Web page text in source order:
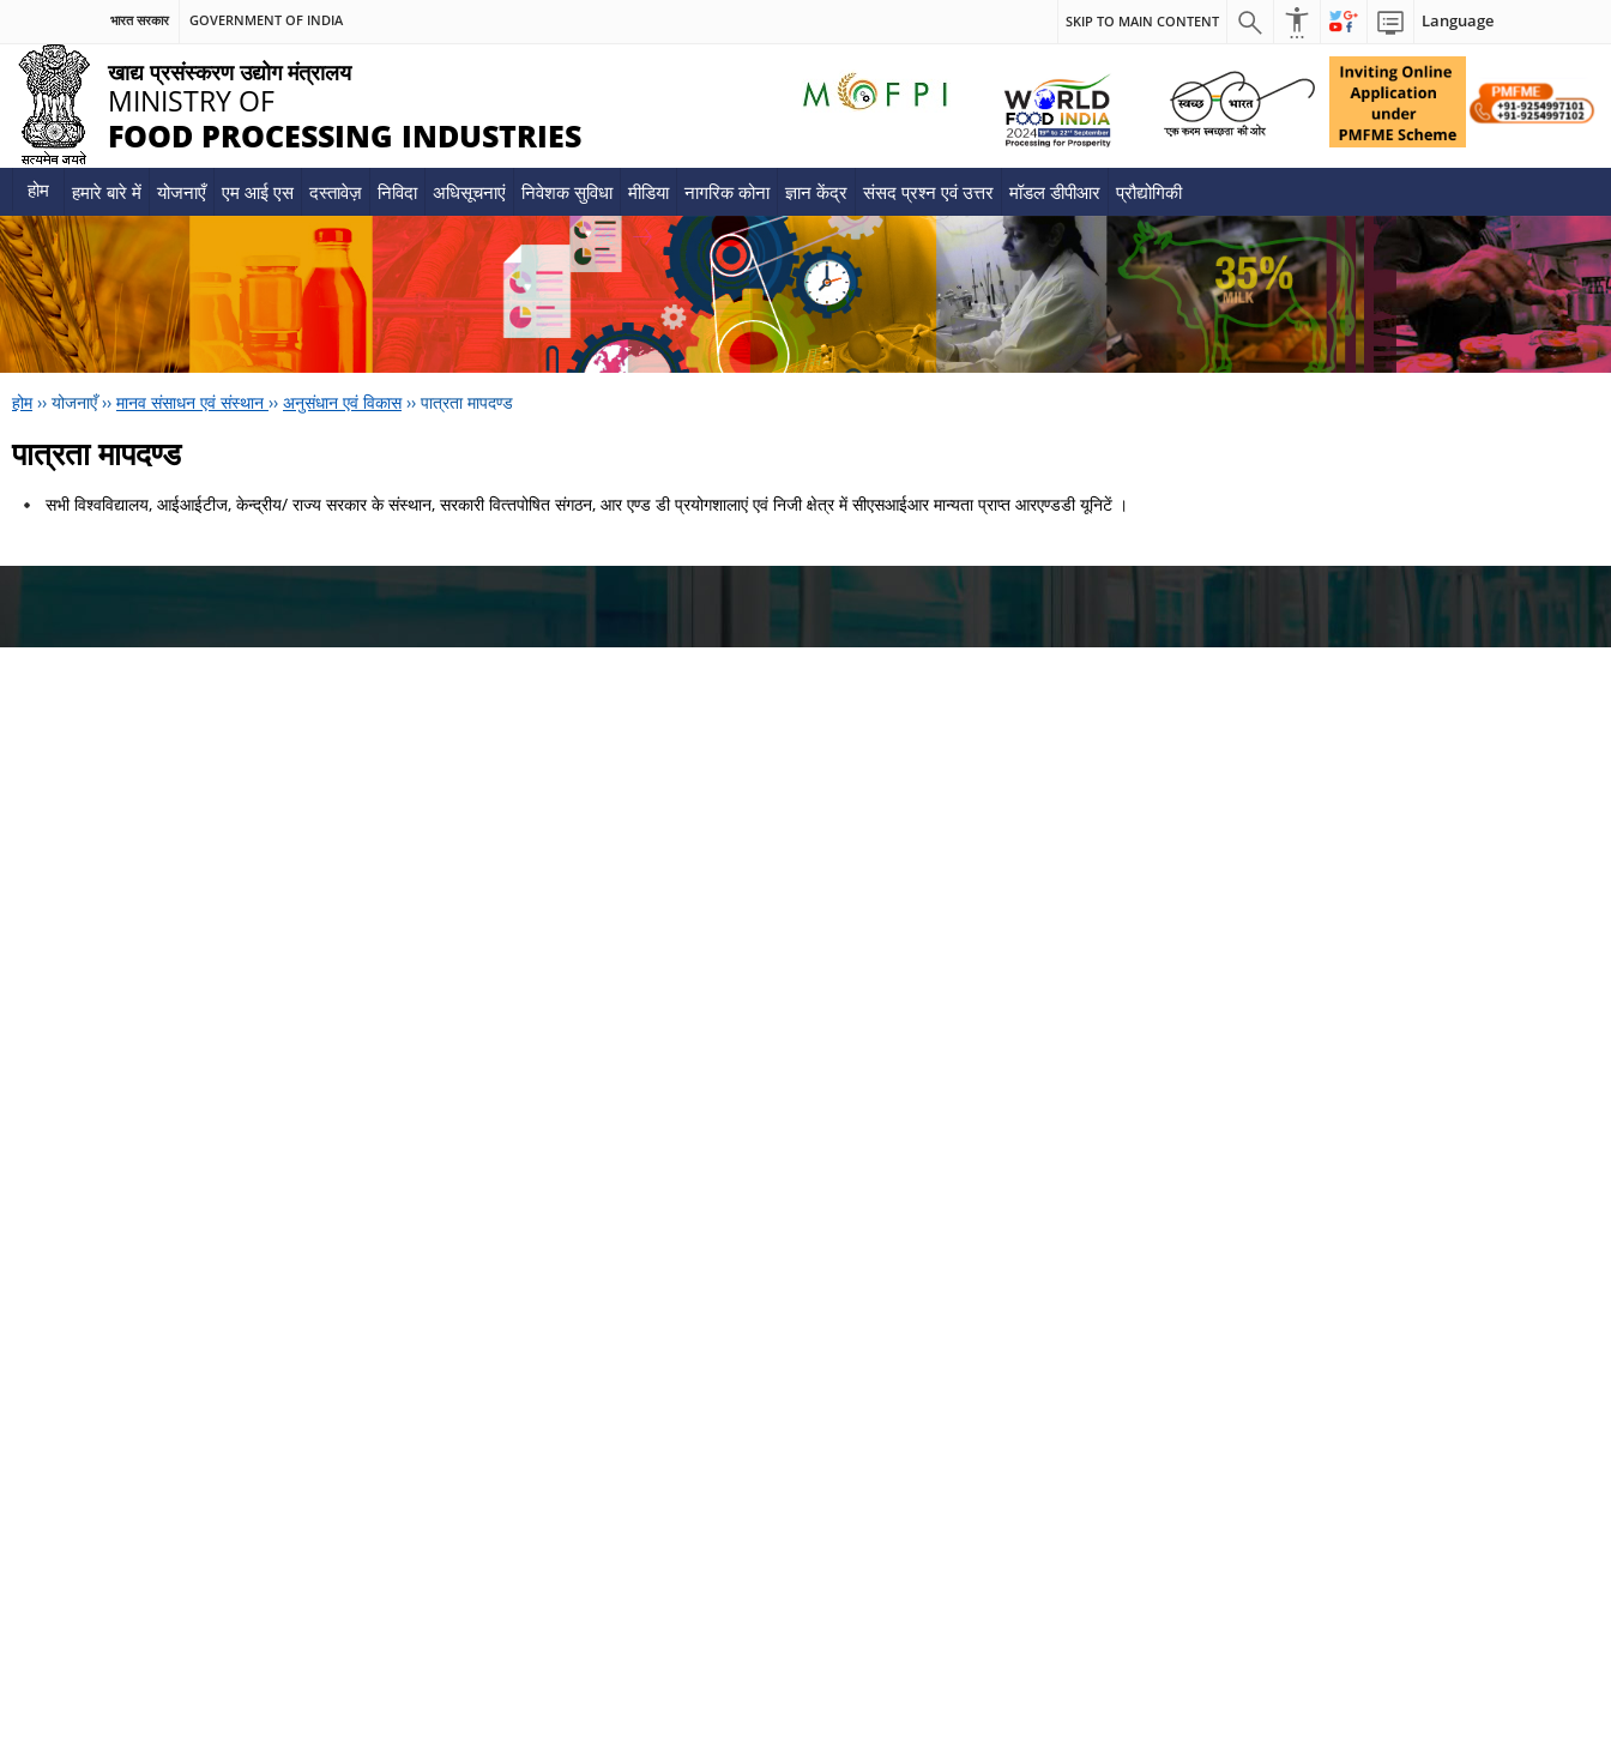
भारत सरकार GOVERNMENT OF INDIA SKIP TO MAIN CONTENT Language
खाद्य प्रसंस्करण उद्योग मंत्रालय
MINISTRY OF
FOOD PROCESSING INDUSTRIES
होम हमारे बारे में योजनाएँ एम आई एस दस्तावेज़ निविदा अधिसूचनाएं निवेशक सुविधा मीडिया नागरिक कोना ज्ञान केंद्र संसद प्रश्न एवं उत्तर मॉडल डीपीआर प्रौद्योगिकी
होम›› योजनाएँ›› मानव संसाधन एवं संस्थान ›› अनुसंधान एवं विकास›› पात्रता मापदण्‍ड
पात्रता मापदण्‍ड
सभी वि‍श्‍ववि‍द्यालय, आईआईटीज, केन्‍द्रीय/ राज्‍य सरकार के संस्‍थान, सरकारी वि‍त्‍तपोषि‍त संगठन, आर एण्‍ड डी प्रयोगशालाएं एवं नि‍जी क्षेत्र में सीएसआईआर मान्‍यता प्राप्‍त आरएण्‍डडी यूनि‍टें ।